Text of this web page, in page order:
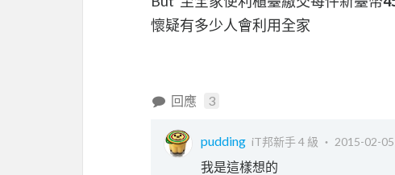
懷疑有多少人會利用全家
回應 3
pudding iT邦新手 4 級 ‧ 2015-02-
我是這樣想的